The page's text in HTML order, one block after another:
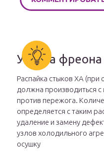
Утечка
Распайка стыков ХА (при
должна производиться
против пережога.
определяется с таким
удаление и замену
узлов холодильного
осушку